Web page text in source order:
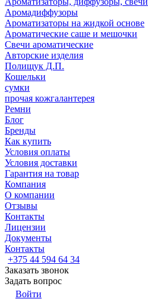
Аромадиффузоры
Ароматизаторы на жидкой основе
Ароматические саше и мешочки
Свечи ароматические
Авторские изделия
Полищук Д.П.
Кошельки
сумки
прочая кожгалантерея
Ремни
Блог
Бренды
Как купить
Условия оплаты
Условия доставки
Гарантия на товар
Компания
О компании
Отзывы
Контакты
Лицензии
Документы
Контакты
+375 44 594 64 34
Заказать звонок
Задать вопрос
Войти